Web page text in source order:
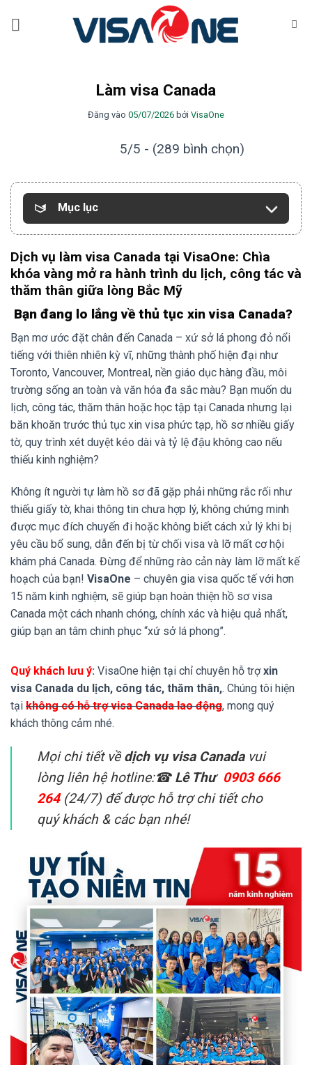
Làm visa Canada
Đăng vào 05/07/2026 bởi VisaOne
5/5 - (289 bình chọn)
Mục lục
Dịch vụ làm visa Canada tại VisaOne: Chìa
khóa vàng mở ra hành trình du lịch, công tác và
thăm thân giữa lòng Bắc Mỹ
Bạn đang lo lắng về thủ tục xin visa Canada?
Bạn mơ ước đặt chân đến Canada – xứ sở lá phong đỏ nổi
tiếng với thiên nhiên kỳ vĩ, những thành phố hiện đại như
Toronto, Vancouver, Montreal, nền giáo dục hàng đầu, môi
trường sống an toàn và văn hóa đa sắc màu? Bạn muốn du
lịch, công tác, thăm thân hoặc học tập tại Canada nhưng lại
băn khoăn trước thủ tục xin visa phức tạp, hồ sơ nhiều giấy
tờ, quy trình xét duyệt kéo dài và tỷ lệ đậu không cao nếu
thiếu kinh nghiệm?
Không ít người tự làm hồ sơ đã gặp phải những rắc rối như
thiếu giấy tờ, khai thông tin chưa hợp lý, không chứng minh
được mục đích chuyến đi hoặc không biết cách xử lý khi bị
yêu cầu bổ sung, dẫn đến bị từ chối visa và lỡ mất cơ hội
khám phá Canada. Đừng để những rào cản này làm lỡ mất kế
hoạch của bạn! VisaOne – chuyên gia visa quốc tế với hơn
15 năm kinh nghiệm, sẽ giúp bạn hoàn thiện hồ sơ visa
Canada một cách nhanh chóng, chính xác và hiệu quả nhất,
giúp bạn an tâm chinh phục “xứ sở lá phong”.
Quý khách lưu ý: VisaOne hiện tại chỉ chuyên hỗ trợxin
visa Canada du lịch, công tác, thăm thân,. Chúng tôi hiện
tại không có hỗ trợ visa Canada lao động, mong quý
khách thông cảm nhé.
Mọi chi tiết vềdịch vụ visa Canadavui
lòng liên hệ hotline:☎ Lê Thư 0903 666
264(24/7) để được hỗ trợ chi tiết cho
quý khách & các bạn nhé!